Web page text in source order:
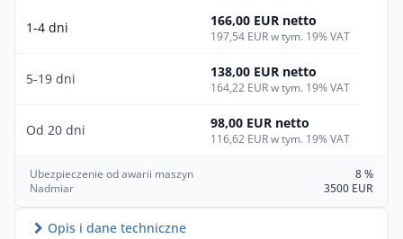
1-4 dni 166,00 EUR netto
197,54 EUR w tym. 19% VAT
5-19 dni 138,00 EUR netto
164,22 EUR w tym. 19% VAT
Od 20 dni 98,00 EUR netto
116,62 EUR w tym. 19% VAT
Ubezpieczenie od awarii maszyn
8 %
Nadmiar
3500 EUR
Opis i dane techniczne